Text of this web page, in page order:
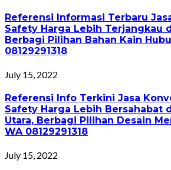
Referensi Informasi Terbaru
Safety Harga Lebih Terjangkau
Berbagi Pilihan Bahan Kain
08129291318
July 15, 2022
Referensi Info Terkini Jasa
Safety Harga Lebih Bersahabat
Utara, Berbagi Pilihan Desain
WA 08129291318
July 15, 2022